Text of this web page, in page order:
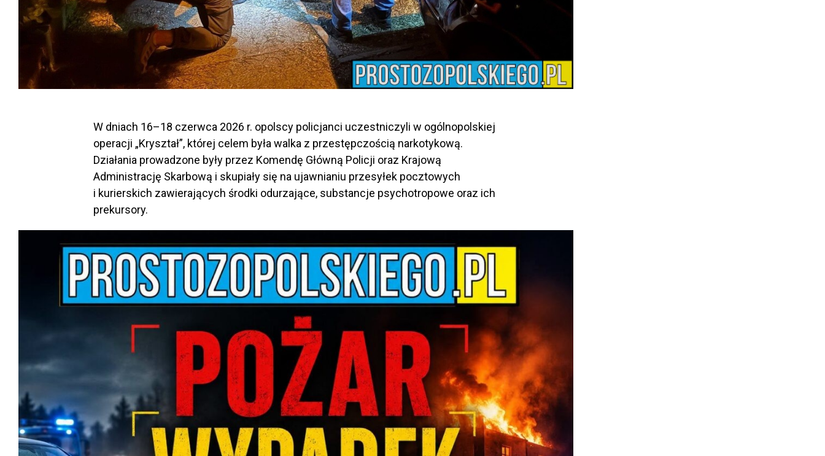
W dniach 16–18 czerwca 2026 r. opolscy policjanci uczestniczyli w ogólnopolskiej
operacji „Kryształ”, której celem była walka z przestępczością narkotykową.
Działania prowadzone były przez Komendę Główną Policji oraz Krajową
Administrację Skarbową i skupiały się na ujawnianiu przesyłek pocztowych
i kurierskich zawierających środki odurzające, substancje psychotropowe oraz ich
prekursory.